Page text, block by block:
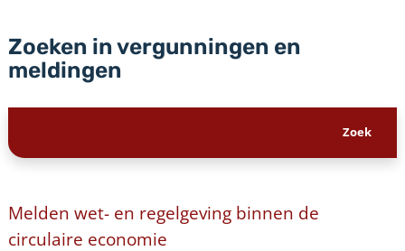
Zoeken in vergunningen en
meldingen
Melden wet- en regelgeving binnen de
circulaire economie